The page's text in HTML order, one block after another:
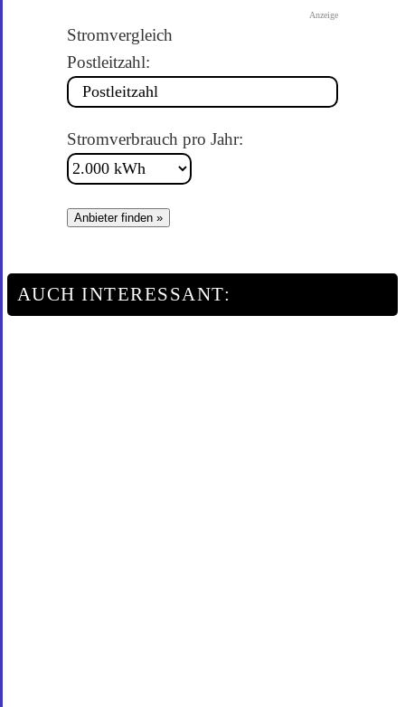
Anzeige
Stromvergleich
Postleitzahl:
Stromverbrauch pro Jahr:
Anbieter finden »
AUCH INTERESSANT: